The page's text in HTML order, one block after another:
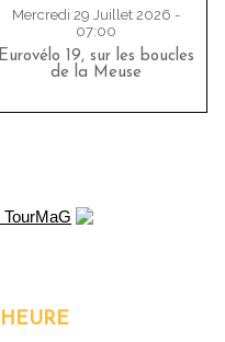
Mercredi 29 Juillet 2026 -
07:00
Eurovélo 19, sur les boucles
de la Meuse
HEURE